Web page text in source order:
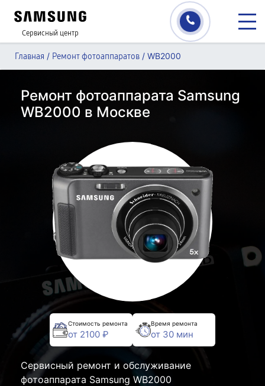
Сервисный центр
Главная / Ремонт фотоаппаратов / WB2000
Ремонт фотоаппарата Samsung
WB2000 в Москве
Стоимость ремонта
от 2100 ₽
Время ремонта
от 30 мин
Сервисный ремонт и обслуживание
фотоаппарата Samsung WB2000